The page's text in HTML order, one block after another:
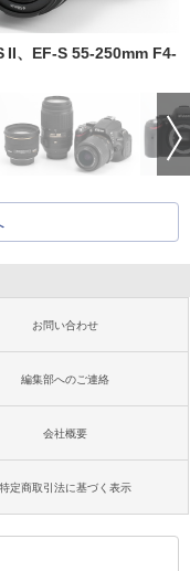
II、EF-S 55-250mm F4-
お問い合わせ
編集部へのご連絡
会社概要
特定商取引法に基づく表示